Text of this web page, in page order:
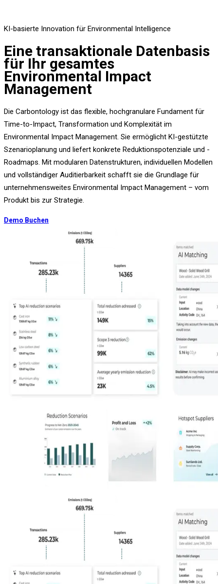
KI-basierte Innovation für Environmental Intelligence
Eine transaktionale Datenbasis
für Ihr gesamtes
Environmental Impact
Management
Die Carbontology ist das flexible, hochgranulare Fundament für
Time-to-Impact, Transformation und Komplexität im
Environmental Impact Management. Sie ermöglicht KI-gestützte
Szenarioplanung und liefert konkrete Reduktionspotenziale und -
Roadmaps. Mit modularen Datenstrukturen, individuellen Modellen
und vollständiger Auditierbarkeit schafft sie die Grundlage für
unternehmensweites Environmental Impact Management – vom
Produkt bis zur Strategie.
Demo Buchen